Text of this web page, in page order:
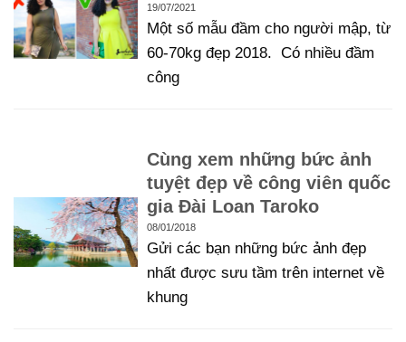
19/07/2021
Một số mẫu đầm cho người mập, từ
60-70kg đẹp 2018. Có nhiều đầm
công
Cùng xem những bức ảnh
tuyệt đẹp về công viên quốc
gia Đài Loan Taroko
08/01/2018
Gửi các bạn những bức ảnh đẹp
nhất được sưu tầm trên internet về
khung